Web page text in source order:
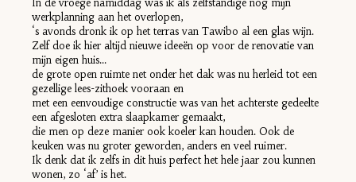
werkplanning aan het overlopen,
‘s avonds dronk ik op het terras van Tawibo al een glas wijn.
Zelf doe ik hier altijd nieuwe ideeën op voor de renovatie van
mijn eigen huis...
de grote open ruimte net onder het dak was nu herleid tot een
gezellige lees-zithoek vooraan en
met een eenvoudige constructie was van het achterste gedeelte
een afgesloten extra slaapkamer gemaakt,
die men op deze manier ook koeler kan houden. Ook de
keuken was nu groter geworden, anders en veel ruimer.
Ik denk dat ik zelfs in dit huis perfect het hele jaar zou kunnen
wonen, zo ‘af’ is het.